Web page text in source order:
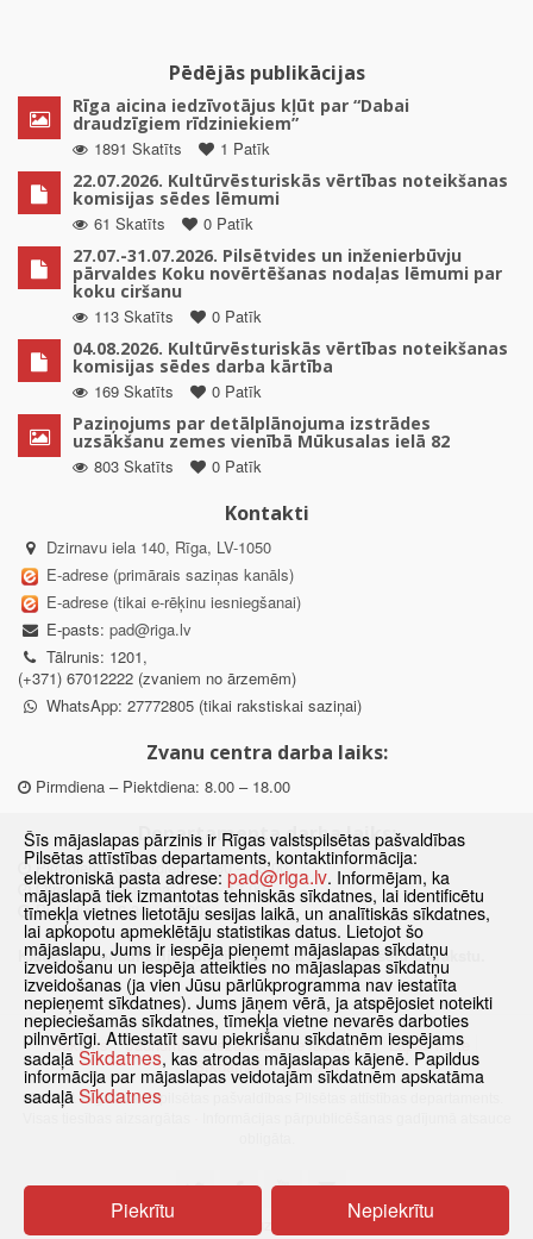
Pēdējās publikācijas
Rīga aicina iedzīvotājus kļūt par “Dabai
draudzīgiem rīdziniekiem”
1891 Skatīts
1 Patīk
22.07.2026. Kultūrvēsturiskās vērtības noteikšanas
komisijas sēdes lēmumi
61 Skatīts
0 Patīk
27.07.-31.07.2026. Pilsētvides un inženierbūvju
pārvaldes Koku novērtēšanas nodaļas lēmumi par
koku ciršanu
113 Skatīts
0 Patīk
04.08.2026. Kultūrvēsturiskās vērtības noteikšanas
komisijas sēdes darba kārtība
169 Skatīts
0 Patīk
Paziņojums par detālplānojuma izstrādes
uzsākšanu zemes vienībā Mūkusalas ielā 82
803 Skatīts
0 Patīk
Kontakti
Dzirnavu iela 140, Rīga, LV-1050
E-adrese (primārais saziņas kanāls)
E-adrese (tikai e-rēķinu iesniegšanai)
E-pasts: pad@riga.lv
Tālrunis: 1201,
(+371) 67012222 (zvaniem no ārzemēm)
WhatsApp: 27772805 (tikai rakstiskai saziņai)
Zvanu centra darba laiks:
Pirmdiena – Piektdiena: 8.00 – 18.00
Departamenta darba laiks:
Pirmdiena, Ceturtdiena: 8.30 – 18.00
Otrdiena, Trešdiena: 8.30 – 17.00
Piektdiena: 8.30 – 15.00
Klātienes konsultācijas pieejamas tikai ar iepriekšēju pierakstu.
Sākums Jaunumi Biežāk uzdotie jautājumi
Lapas karte
Sīkdatnes
Kontakti
© 2021 Rīgas valstspilsētas pašvaldības Pilsētas attīstības departaments.
Pārslēgties uz www versiju
Šīs mājaslapas pārzinis ir Rīgas valstspilsētas pašvaldības
Pilsētas attīstības departaments, kontaktinformācija:
elektroniskā pasta adrese: pad@riga.lv. Informējam, ka
mājaslapā tiek izmantotas tehniskās sīkdatnes, lai identificētu
tīmekļa vietnes lietotāju sesijas laikā, un analītiskās sīkdatnes,
lai apkopotu apmeklētāju statistikas datus. Lietojot šo
mājaslapu, Jums ir iespēja pieņemt mājaslapas sīkdatņu
izveidošanu un iespēja atteikties no mājaslapas sīkdatņu
izveidošanas (ja vien Jūsu pārlūkprogramma nav iestatīta
nepieņemt sīkdatnes). Jums jāņem vērā, ja atspējosiet noteikti
nepieciešamās sīkdatnes, tīmekļa vietne nevarēs darboties
pilnvērtīgi. Attiestatīt savu piekrišanu sīkdatnēm iespējams
sadaļā Sīkdatnes, kas atrodas mājaslapas kājenē. Papildus
informācija par mājaslapas veidotajām sīkdatnēm apskatāma
sadaļā Sīkdatnes
Piekrītu Nepiekrītu